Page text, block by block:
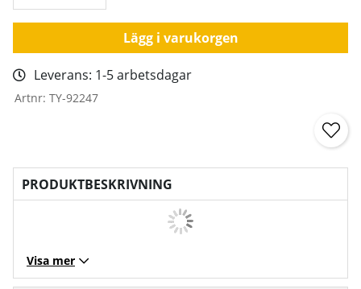
Lägg i varukorgen
Leverans: 1-5 arbetsdagar
Artnr: TY-92247
PRODUKTBESKRIVNING
Visa mer